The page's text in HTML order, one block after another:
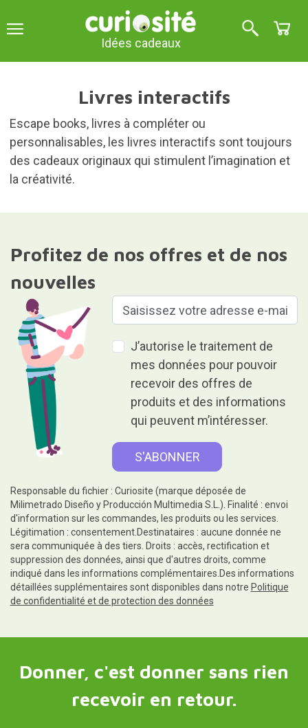
Idées cadeaux
Livres interactifs
Escape books, livres à compléter ou
personnalisables, les livres interactifs sont toujours
des cadeaux originaux qui stimulent l’imagination et
la créativité.
Profitez de nos offres et de nos
nouvelles
J’autorise le traitement de
mes données pour pouvoir
recevoir des offres de
produits et des informations
qui peuvent m’intéresser.
Responsable du fichier : Curiosite (marque déposée de
Milimetrado Diseño y Producción Multimedia S.L.). Finalité : envoi
d'information sur les commandes, les produits ou les services.
Légitimation : consentement.Destinataires : aucune donnée ne
sera communiquée à des tiers. Droits : accès, rectification et
suppression des données, ainsi que d'autres droits, comme
indiqué dans les informations complémentaires.Des informations
détaillées supplémentaires sont disponibles dans notre Politique
de confidentialité et de protection des données
Donner, c'est donner sans rien
recevoir en retour.